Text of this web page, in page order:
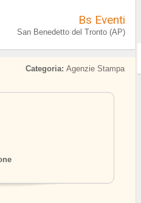
Bs Eventi
San Benedetto del Tronto (AP)
Categoria: Agenzie Stampa